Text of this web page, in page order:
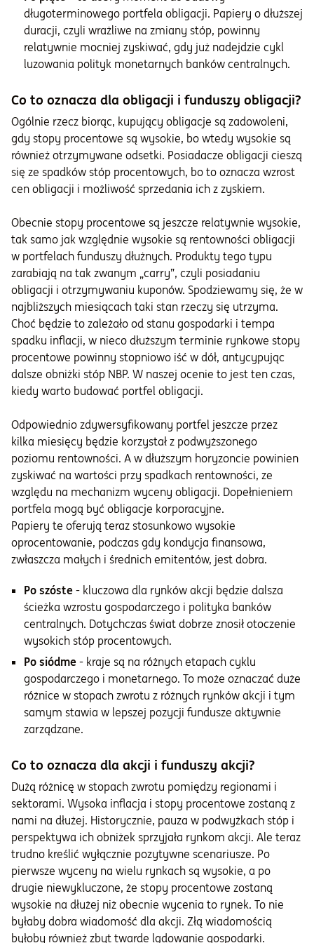
długoterminowego portfela obligacji. Papiery o dłuższej
duracji, czyli wrażliwe na zmiany stóp, powinny
relatywnie mocniej zyskiwać, gdy już nadejdzie cykl
luzowania polityk monetarnych banków centralnych.
Co to oznacza dla obligacji i funduszy obligacji?
Ogólnie rzecz biorąc, kupujący obligacje są zadowoleni,
gdy stopy procentowe są wysokie, bo wtedy wysokie są
również otrzymywane odsetki. Posiadacze obligacji cieszą
się ze spadków stóp procentowych, bo to oznacza wzrost
cen obligacji i możliwość sprzedania ich z zyskiem.
Obecnie stopy procentowe są jeszcze relatywnie wysokie,
tak samo jak względnie wysokie są rentowności obligacji
w portfelach funduszy dłużnych. Produkty tego typu
zarabiają na tak zwanym „carry”, czyli posiadaniu
obligacji i otrzymywaniu kuponów. Spodziewamy się, że w
najbliższych miesiącach taki stan rzeczy się utrzyma.
Choć będzie to zależało od stanu gospodarki i tempa
spadku inflacji, w nieco dłuższym terminie rynkowe stopy
procentowe powinny stopniowo iść w dół, antycypując
dalsze obniżki stóp NBP. W naszej ocenie to jest ten czas,
kiedy warto budować portfel obligacji.
Odpowiednio zdywersyfikowany portfel jeszcze przez
kilka miesięcy będzie korzystał z podwyższonego
poziomu rentowności. A w dłuższym horyzoncie powinien
zyskiwać na wartości przy spadkach rentowności, ze
względu na mechanizm wyceny obligacji. Dopełnieniem
portfela mogą być obligacje korporacyjne.
Papiery te oferują teraz stosunkowo wysokie
oprocentowanie, podczas gdy kondycja finansowa,
zwłaszcza małych i średnich emitentów, jest dobra.
Po szóste - kluczowa dla rynków akcji będzie dalsza
ścieżka wzrostu gospodarczego i polityka banków
centralnych. Dotychczas świat dobrze znosił otoczenie
wysokich stóp procentowych.
Po siódme - kraje są na różnych etapach cyklu
gospodarczego i monetarnego. To może oznaczać duże
różnice w stopach zwrotu z różnych rynków akcji i tym
samym stawia w lepszej pozycji fundusze aktywnie
zarządzane.
Co to oznacza dla akcji i funduszy akcji?
Dużą różnicę w stopach zwrotu pomiędzy regionami i
sektorami. Wysoka inflacja i stopy procentowe zostaną z
nami na dłużej. Historycznie, pauza w podwyżkach stóp i
perspektywa ich obniżek sprzyjała rynkom akcji. Ale teraz
trudno kreślić wyłącznie pozytywne scenariusze. Po
pierwsze wyceny na wielu rynkach są wysokie, a po
drugie niewykluczone, że stopy procentowe zostaną
wysokie na dłużej niż obecnie wycenia to rynek. To nie
byłaby dobra wiadomość dla akcji. Złą wiadomością
byłoby również zbyt twarde lądowanie gospodarki.